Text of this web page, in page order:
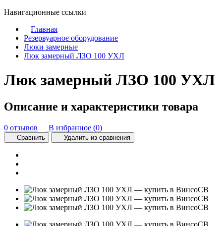
Навигационные ссылки
Главная
Резервуарное оборудование
Люки замерные
Люк замерный ЛЗО 100 УХЛ
Люк замерный ЛЗО 100 УХЛ
Описание и характеристики товара
0 отзывов В избранное (0)
Сравнить Удалить из сравнения